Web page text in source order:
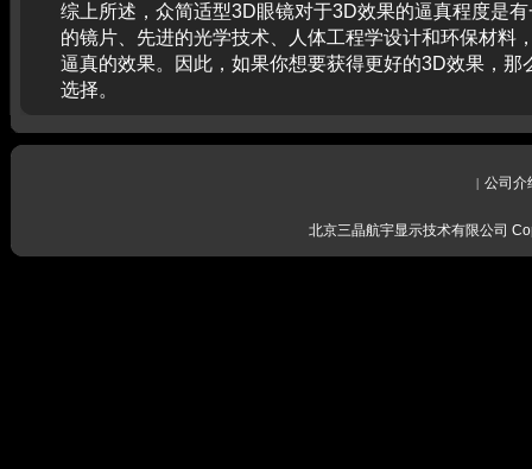
综上所述，众简适型3D眼镜对于3D效果的逼真程度是
的镜片、先进的光学技术、人体工程学设计和环保材料
逼真的效果。因此，如果你想要获得更好的3D效果，
选择。
北京三晶航宇显示技术有限公司
| 公司介